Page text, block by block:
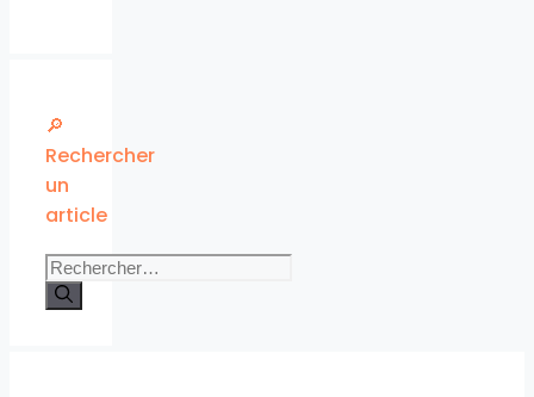
🔎
Rechercher
un
article
Rechercher :